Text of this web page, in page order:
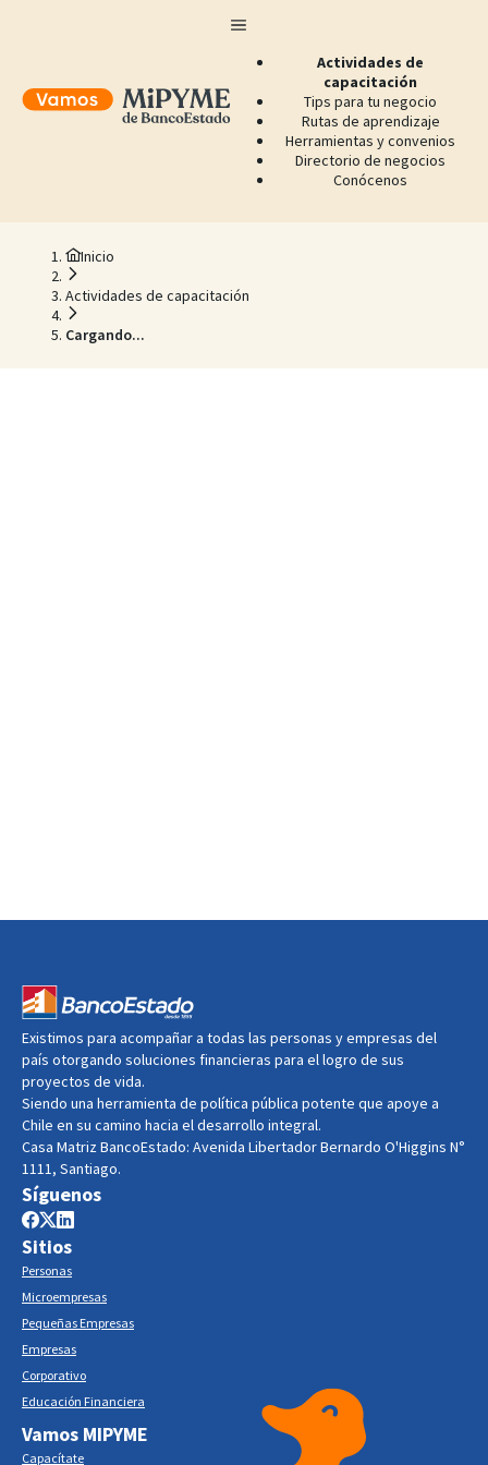
Actividades de
capacitación
Tips para tu negocio
Rutas de aprendizaje
Herramientas y convenios
Directorio de negocios
Conócenos
Inicio
Actividades de capacitación
Cargando...
Existimos para acompañar a todas las personas y empresas del
país otorgando soluciones financieras para el logro de sus
proyectos de vida.
Siendo una herramienta de política pública potente que apoye a
Chile en su camino hacia el desarrollo integral.
Casa Matriz BancoEstado: Avenida Libertador Bernardo O'Higgins N°
1111, Santiago.
Síguenos
Sitios
Personas
Microempresas
Pequeñas Empresas
Empresas
Corporativo
Educación Financiera
Vamos MIPYME
Capacítate